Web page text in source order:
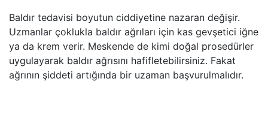
Baldır tedavisi boyutun ciddiyetine nazaran değişir.
Uzmanlar çoklukla baldır ağrıları için kas gevşetici iğne
ya da krem verir. Meskende de kimi doğal prosedürler
uygulayarak baldır ağrısını hafifletebilirsiniz. Fakat
ağrının şiddeti artığında bir uzaman başvurulmalıdır.